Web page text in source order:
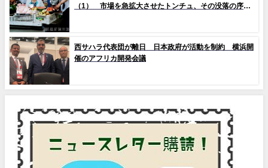
（1） 市場を急拡大させたトンチュ、その没落の序幕
西サハラ代表団が離日 日本政府が活動を制約 横浜開
催のアフリカ開発会議